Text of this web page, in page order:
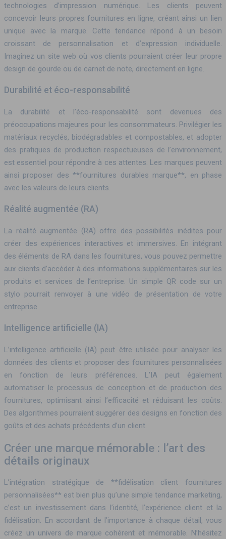
technologies d’impression numérique. Les clients peuvent
concevoir leurs propres fournitures en ligne, créant ainsi un lien
unique avec la marque. Cette tendance répond à un besoin
croissant de personnalisation et d’expression individuelle.
Imaginez un site web où vos clients pourraient créer leur propre
design de gourde ou de carnet de note, directement en ligne.
Durabilité et éco-responsabilité
La durabilité et l’éco-responsabilité sont devenues des
préoccupations majeures pour les consommateurs. Privilégier les
matériaux recyclés, biodégradables et compostables, et adopter
des pratiques de production respectueuses de l’environnement,
est essentiel pour répondre à ces attentes. Les marques peuvent
ainsi proposer des **fournitures durables marque**, en phase
avec les valeurs de leurs clients.
Réalité augmentée (RA)
La réalité augmentée (RA) offre des possibilités inédites pour
créer des expériences interactives et immersives. En intégrant
des éléments de RA dans les fournitures, vous pouvez permettre
aux clients d’accéder à des informations supplémentaires sur les
produits et services de l’entreprise. Un simple QR code sur un
stylo pourrait renvoyer à une vidéo de présentation de votre
entreprise.
Intelligence artificielle (IA)
L’intelligence artificielle (IA) peut être utilisée pour analyser les
données des clients et proposer des fournitures personnalisées
en fonction de leurs préférences. L’IA peut également
automatiser le processus de conception et de production des
fournitures, optimisant ainsi l’efficacité et réduisant les coûts.
Des algorithmes pourraient suggérer des designs en fonction des
goûts et des achats précédents d’un client.
Créer une marque mémorable : l’art des
détails originaux
L’intégration stratégique de **fidélisation client fournitures
personnalisées** est bien plus qu’une simple tendance marketing,
c’est un investissement dans l’identité, l’expérience client et la
fidélisation. En accordant de l’importance à chaque détail, vous
créez un univers de marque cohérent et mémorable. N’hésitez